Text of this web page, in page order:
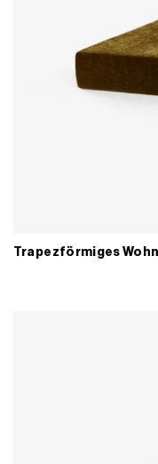
Trapezförmiges